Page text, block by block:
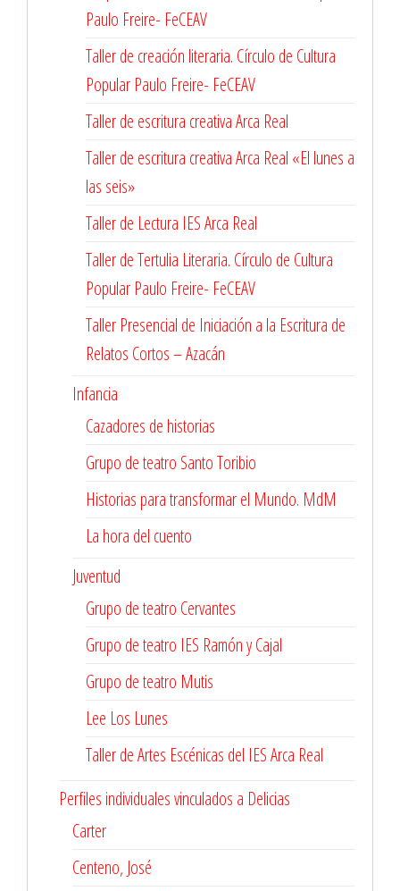
Paulo Freire- FeCEAV
Taller de creación literaria. Círculo de Cultura
Popular Paulo Freire- FeCEAV
Taller de escritura creativa Arca Real
Taller de escritura creativa Arca Real «El lunes a
las seis»
Taller de Lectura IES Arca Real
Taller de Tertulia Literaria. Círculo de Cultura
Popular Paulo Freire- FeCEAV
Taller Presencial de Iniciación a la Escritura de
Relatos Cortos – Azacán
Infancia
Cazadores de historias
Grupo de teatro Santo Toribio
Historias para transformar el Mundo. MdM
La hora del cuento
Juventud
Grupo de teatro Cervantes
Grupo de teatro IES Ramón y Cajal
Grupo de teatro Mutis
Lee Los Lunes
Taller de Artes Escénicas del IES Arca Real
Perfiles individuales vinculados a Delicias
Carter
Centeno, José